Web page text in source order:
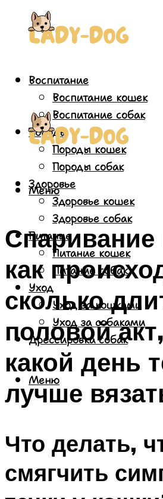
Воспитание
Воспитание кошек
Воспитание собак
Породы
Породы кошек
Породы собак
Здоровье
Здоровье кошек
Здоровье собак
Питание
Питание кошек
Питание собак
Уход
Уход за кошками
Уход за собаками
Дрессировка собак
Меню
Меню
Спаривание
как
сколько
половой
какой день
лучше
Что делать,
смягчить